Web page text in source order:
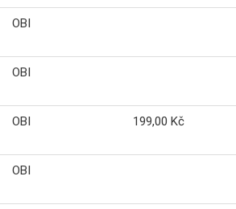
OBI
OBI
OBI 199,00 Kč
OBI